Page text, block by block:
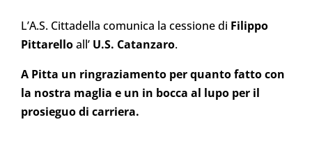
L’A.S. Cittadella comunica la cessione di Filippo
Pittarelloall’ U.S. Catanzaro.
A Pitta un ringraziamento per quanto fatto con
la nostra maglia e un in bocca al lupo per il
prosieguo di carriera.